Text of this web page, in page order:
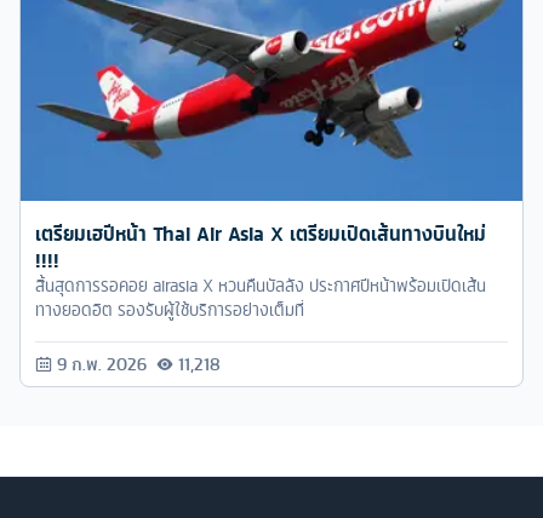
เตรียมเฮปีหน้า Thai Air Asia X เตรียมเปิดเส้นทางบินใหม่
!!!!
สิ้นสุดการรอคอย airasia X หวนคืนบัลลัง ประกาศปีหน้าพร้อมเปิดเส้น
ทางยอดอิต รองรับผู้ใช้บริการอย่างเต็มที่
9 ก.พ. 2026 11,218